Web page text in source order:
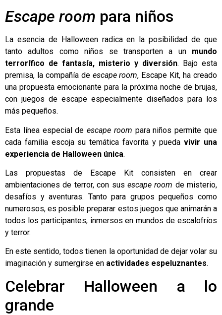
Escape room para niños
La esencia de Halloween radica en la posibilidad de que
tanto adultos como niños se transporten a un mundo
terrorífico de fantasía, misterio y diversión. Bajo esta
premisa, la compañía de escape room, Escape Kit, ha creado
una propuesta emocionante para la próxima noche de brujas,
con juegos de escape especialmente diseñados para los
más pequeños.
Esta línea especial deescape room para niños permite que
cada familia escoja su temática favorita y puedavivir una
experiencia de Halloween única.
Las propuestas de Escape Kit consisten en crear
ambientaciones de terror, con sus escape room de misterio,
desafíos y aventuras. Tanto para grupos pequeños como
numerosos, es posible preparar estos juegos que animarán a
todos los participantes, inmersos en mundos de escalofríos
y terror.
En este sentido, todos tienen la oportunidad de dejar volar su
imaginación y sumergirse en actividades espeluznantes.
Celebrar Halloween a lo
grande